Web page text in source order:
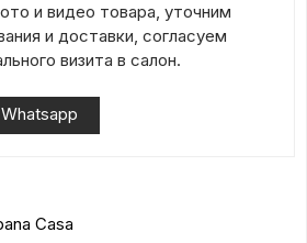
и видео товара, уточним
и доставки, согласуем
визита в салон.
Whatsapp
Casa